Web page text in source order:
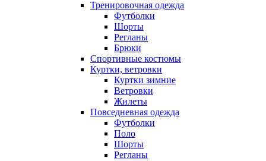
Тренировочная одежда
Футболки
Шорты
Регланы
Брюки
Спортивные костюмы
Куртки, ветровки
Куртки зимние
Ветровки
Жилеты
Повседневная одежда
Футболки
Поло
Шорты
Регланы